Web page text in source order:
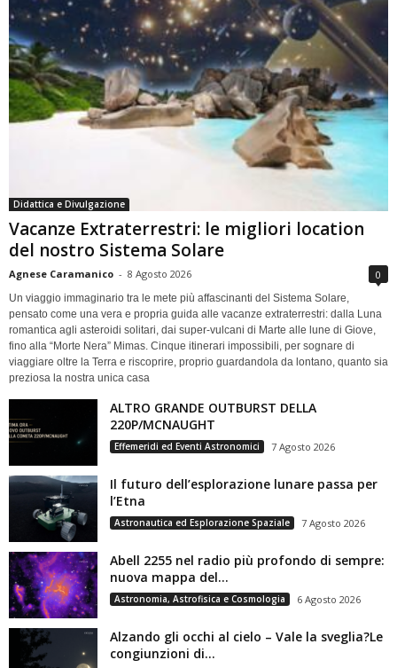
Didattica e Divulgazione
Vacanze Extraterrestri: le migliori location
del nostro Sistema Solare
Agnese Caramanico - 8 Agosto 2026 0
Un viaggio immaginario tra le mete più affascinanti del Sistema Solare,
pensato come una vera e propria guida alle vacanze extraterrestri: dalla Luna
romantica agli asteroidi solitari, dai super-vulcani di Marte alle lune di Giove,
fino alla “Morte Nera” Mimas. Cinque itinerari impossibili, per sognare di
viaggiare oltre la Terra e riscoprire, proprio guardandola da lontano, quanto sia
preziosa la nostra unica casa
ALTRO GRANDE OUTBURST DELLA
220P/MCNAUGHT
Effemeridi ed Eventi Astronomici 7 Agosto 2026
Il futuro dell’esplorazione lunare passa per
l’Etna
Astronautica ed Esplorazione Spaziale 7 Agosto 2026
Abell 2255 nel radio più profondo di sempre:
nuova mappa del...
Astronomia, Astrofisica e Cosmologia 6 Agosto 2026
Alzando gli occhi al cielo – Vale la sveglia?Le
congiunzioni di...